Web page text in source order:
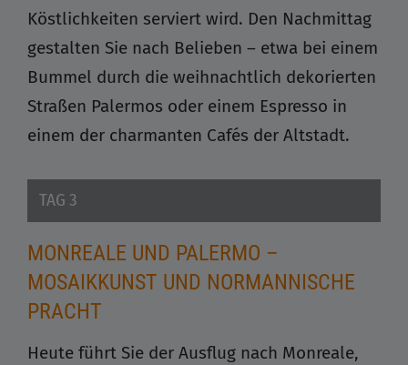
Köstlichkeiten serviert wird. Den Nachmittag
gestalten Sie nach Belieben – etwa bei einem
Bummel durch die weihnachtlich dekorierten
Straßen Palermos oder einem Espresso in
einem der charmanten Cafés der Altstadt.
TAG 3
MONREALE UND PALERMO –
MOSAIKKUNST UND NORMANNISCHE
PRACHT
Heute führt Sie der Ausflug nach Monreale,